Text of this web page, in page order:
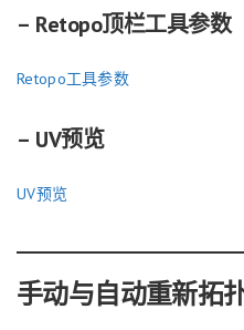
– Retopo顶栏工具参数
Retopo工具参数
– UV预览
UV预览
手动与自动重新拓